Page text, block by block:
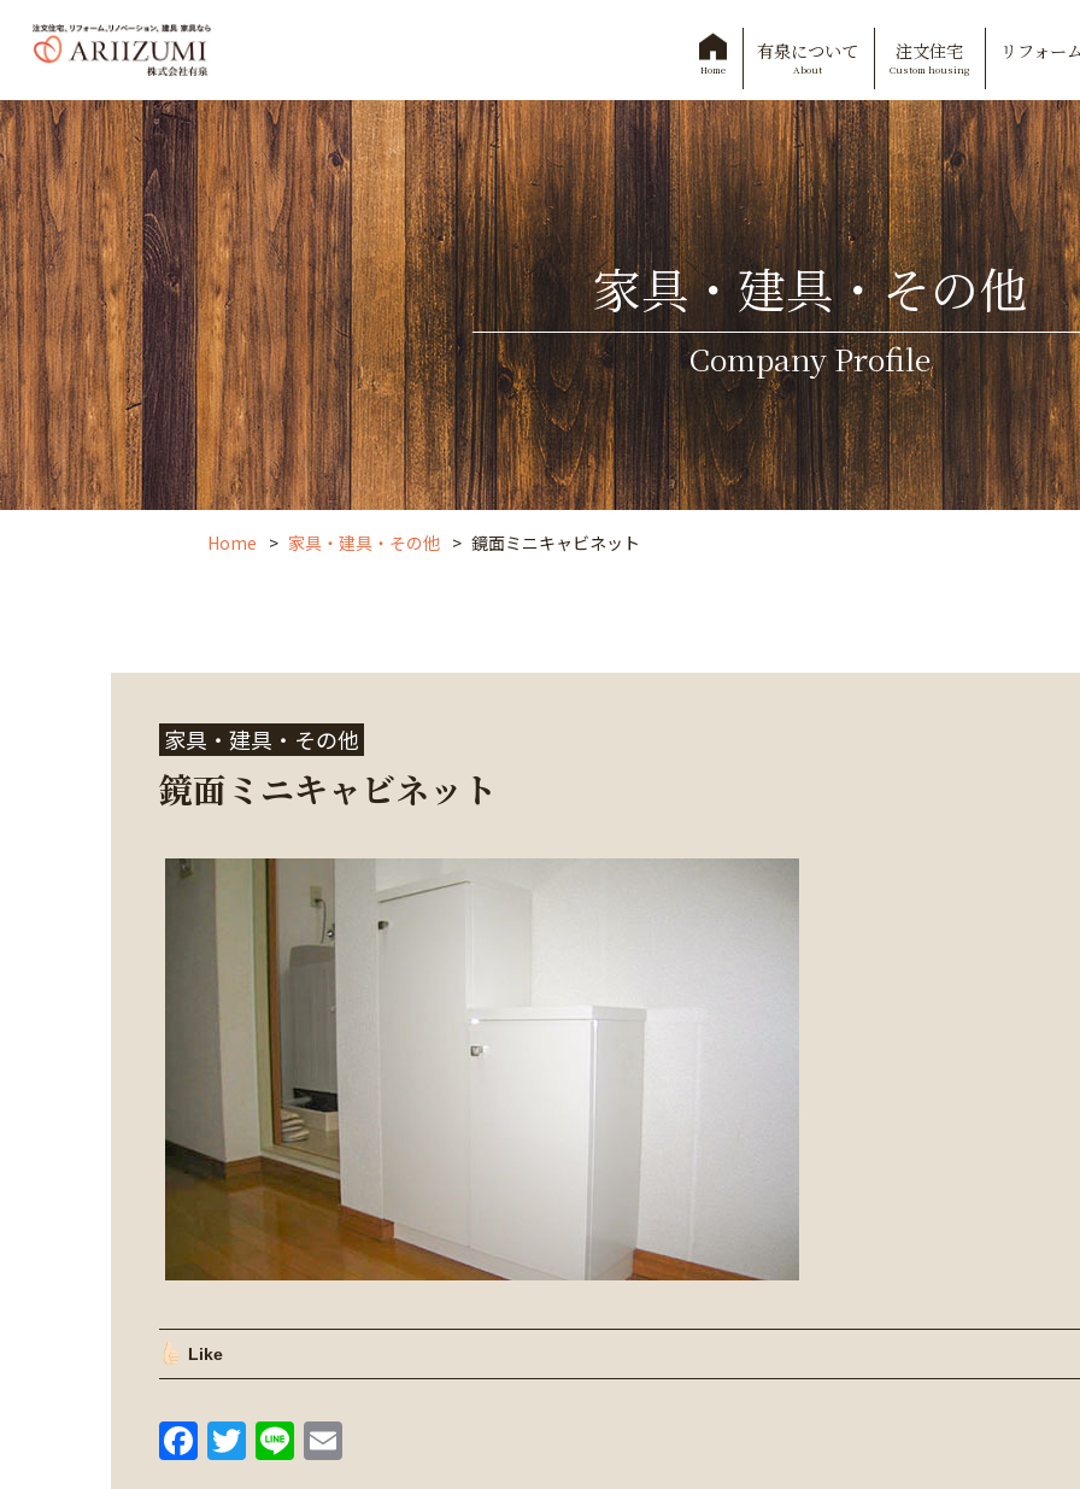
Home
有泉について
About
注文住宅
Custom housing
リフォー
家具・建具・その他
Company Profile
Home 家具・建具・その他 鏡面ミニキャビネット
家具・建具・その他
鏡面ミニキャビネット
Like
F T Li